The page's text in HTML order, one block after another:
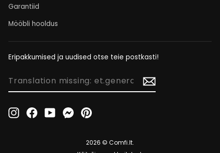
Garantiid
Mööbli hooldus
Eripakkumised ja uudised otse teie postkasti!
TRANSLATION
InstagramFacebookYouTubeMessenger
2026 © Comfi.lt.